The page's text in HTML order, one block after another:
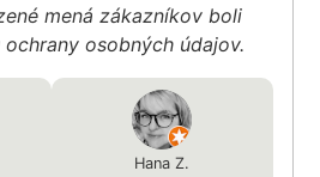
mená zákazníkov boli
osobných údajov.
Hana Z.